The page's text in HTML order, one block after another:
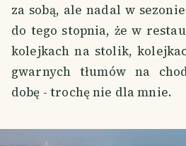
za sobą, ale nadal w
do tego stopnia, że w
kolejkach na stolik,
gwarnych tłumów na
dobę - trochę nie dla mnie.